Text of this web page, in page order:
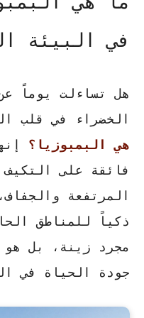
في البيئة
هل تساءلت يوماً
الخضراء في قلب
هي البمبوزيا؟
فائقة على
المرتفعة
ذكياً للمناطق
مجرد زينة، بل
جودة الحياة في